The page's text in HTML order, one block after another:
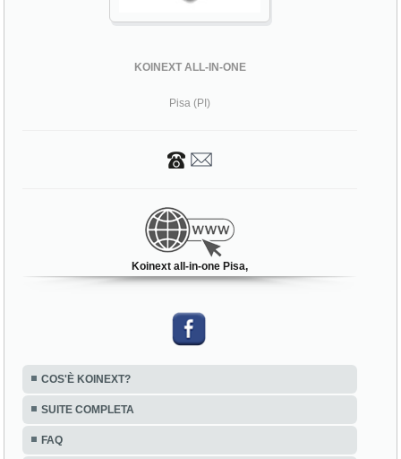
KOINEXT ALL-IN-ONE
Pisa (PI)
Koinext all-in-one Pisa,
COS'È KOINEXT?
SUITE COMPLETA
FAQ